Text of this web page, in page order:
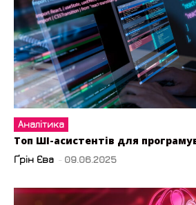
Аналітика
Топ ШІ-асистентів для
Ґрін Єва - 09.06.2025